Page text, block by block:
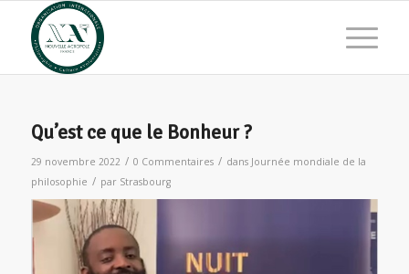
Qu’est ce que le Bonheur ?
29 novembre 2022 / 0 Commentaires / dans Journée mondiale de la
philosophie / par Strasbourg